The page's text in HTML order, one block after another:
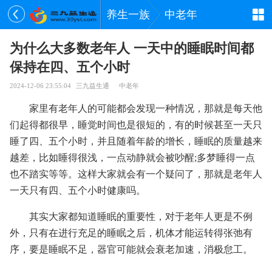
养生一族 中老年
为什么大多数老年人 一天中的睡眠时间都
保持在四、五个小时
2024-12-06 23:55:04 三九益生通 中老年
家里有老年人的可能都会发现一种情况，那就是每天他
们起得都很早，睡觉时间也是很短的，有的时候甚至一天只
睡了四、五个小时，并且随着年龄的增长，睡眠的质量越来
越差，比如睡得很浅，一点动静就会被吵醒;多梦睡得一点
也不踏实等等。这样大家就会有一个疑问了，那就是老年人
一天只有四、五个小时健康吗。
其实大家都知道睡眠的重要性，对于老年人更是不例
外，只有在进行充足的睡眠之后，机体才能运转得张弛有
序，要是睡眠不足，器官可能就会衰老加速，消极怠工。